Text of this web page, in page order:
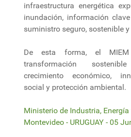
infraestructura energética
inundación, información
suministro seguro, sostenible
De esta forma, el
transformación
crecimiento económico,
social y protección ambiental.
Ministerio de Industria,
Montevideo - URUGUAY - 05